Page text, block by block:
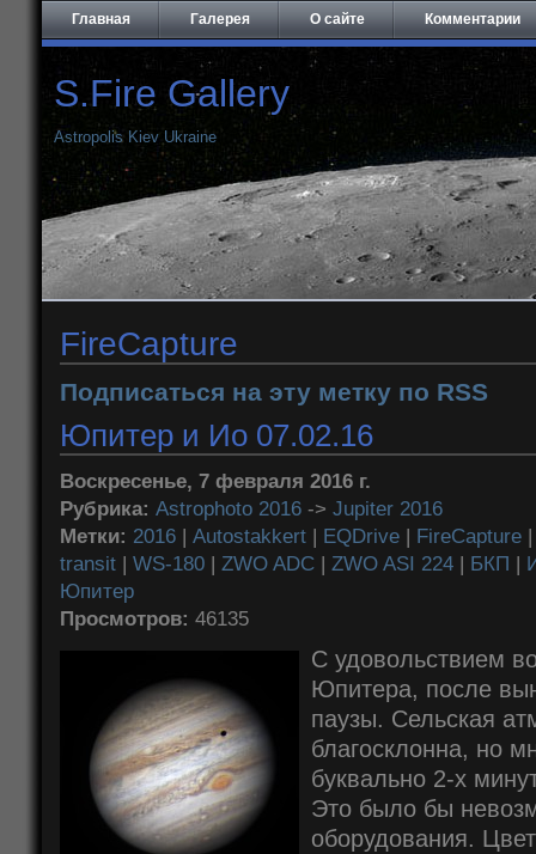
Главная Галерея О сайте Комментарии
S.Fire Gallery
Astropolis Kiev Ukraine
FireCapture
Подписаться на эту метку по RSS
Юпитер и Ио 07.02.16
Воскресенье, 7 февраля 2016 г.
Рубрика: Astrophoto 2016 -> Jupiter 2016
Метки: 2016 | Autostakkert | EQDrive | FireCapture
transit | WS-180 | ZWO ADC | ZWO ASI 224 | БКП |
Юпитер
Просмотров: 46135
С удовольствием
Юпитера, после
паузы. Сельская
благосклонна, но
буквально 2-х
Это было бы
оборудования.